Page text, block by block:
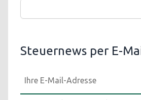
Steuernews per E-